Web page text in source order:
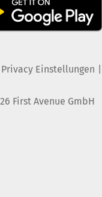
Privacy Einstellungen
First Avenue GmbH